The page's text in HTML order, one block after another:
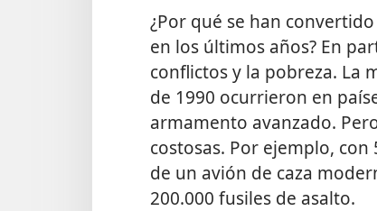
¿Por qué se han
en los últimos años? En
conflictos y la pobreza. La
de 1990 ocurrieron en
armamento avanzado.
costosas. Por ejemplo,
de un avión de caza
200.000 fusiles de asalto.